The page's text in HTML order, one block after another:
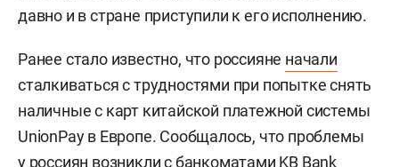
давно и в стране приступили к его исполнению.
Ранее стало известно, что россияне начали
сталкиваться с трудностями при попытке снять
наличные с карт китайской платежной системы
UnionPay в Европе. Сообщалось, что проблемы
у россиян возникли с банкоматами KB Bank